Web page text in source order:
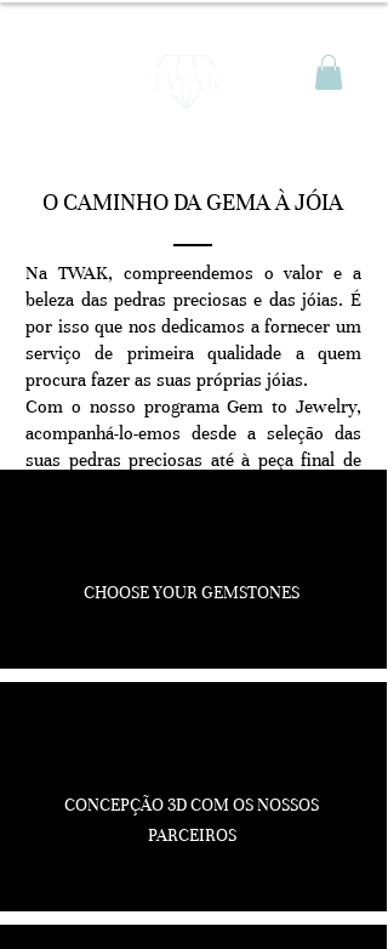
O CAMINHO DA GEMA À JÓIA
Na TWAK, compreendemos o valor e a
beleza das pedras preciosas e das jóias. É
por isso que nos dedicamos a fornecer um
serviço de primeira qualidade a quem
procura fazer as suas próprias jóias.
Com o nosso programa Gem to Jewelry,
acompanhá-lo-emos desde a seleção das
suas pedras preciosas até à peça final de
CHOOSE YOUR GEMSTONES
CONCEPÇÃO 3D COM OS NOSSOS
PARCEIROS